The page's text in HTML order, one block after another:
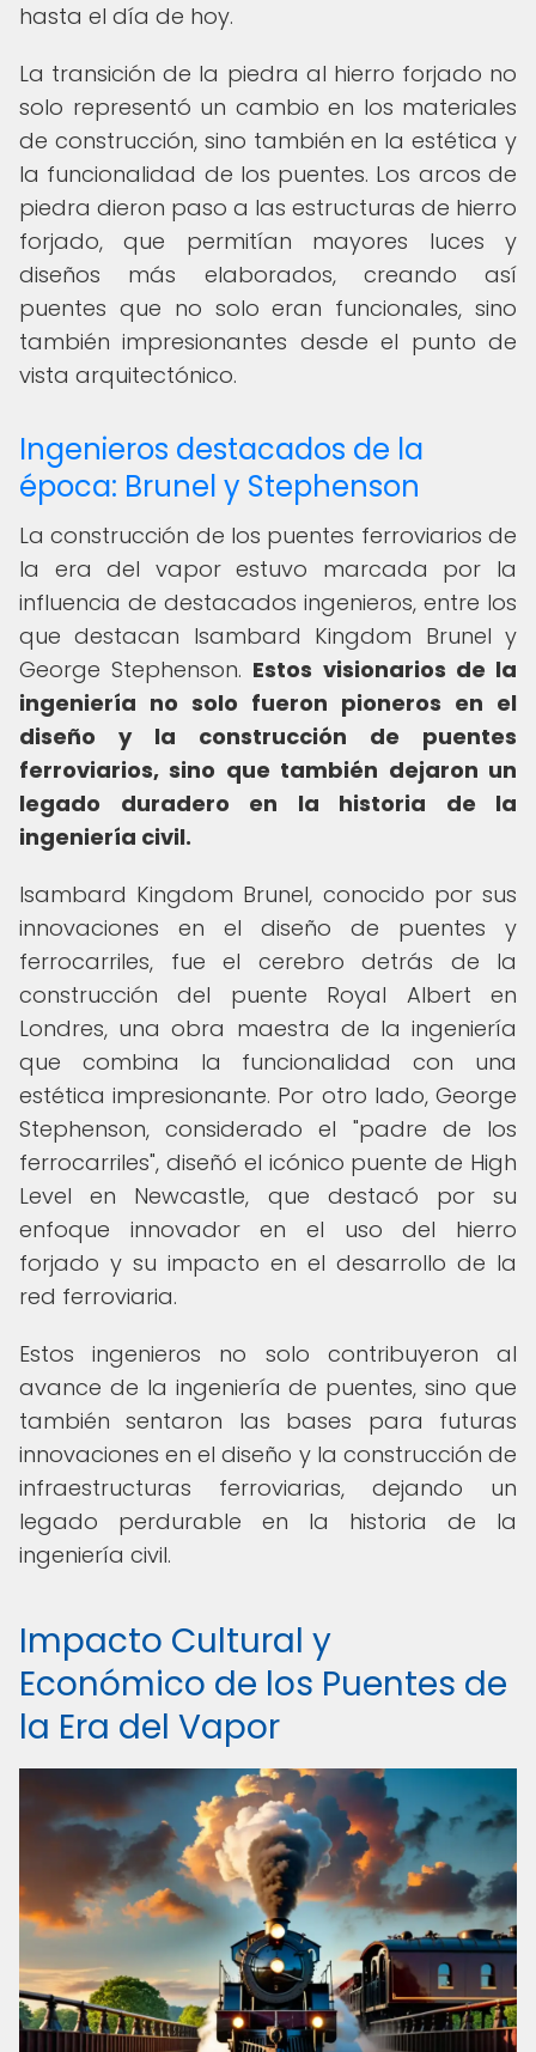
hasta el día de hoy.
La transición de la piedra al hierro forjado no
solo representó un cambio en los materiales
de construcción, sino también en la estética y
la funcionalidad de los puentes. Los arcos de
piedra dieron paso a las estructuras de hierro
forjado, que permitían mayores luces y
diseños más elaborados, creando así
puentes que no solo eran funcionales, sino
también impresionantes desde el punto de
vista arquitectónico.
Ingenieros destacados de la
época: Brunel y Stephenson
La construcción de los puentes ferroviarios de
la era del vapor estuvo marcada por la
influencia de destacados ingenieros, entre los
que destacan Isambard Kingdom Brunel y
George Stephenson. Estos visionarios de la
ingeniería no solo fueron pioneros en el
diseño y la construcción de puentes
ferroviarios, sino que también dejaron un
legado duradero en la historia de la
ingeniería civil.
Isambard Kingdom Brunel, conocido por sus
innovaciones en el diseño de puentes y
ferrocarriles, fue el cerebro detrás de la
construcción del puente Royal Albert en
Londres, una obra maestra de la ingeniería
que combina la funcionalidad con una
estética impresionante. Por otro lado, George
Stephenson, considerado el "padre de los
ferrocarriles", diseñó el icónico puente de High
Level en Newcastle, que destacó por su
enfoque innovador en el uso del hierro
forjado y su impacto en el desarrollo de la
red ferroviaria.
Estos ingenieros no solo contribuyeron al
avance de la ingeniería de puentes, sino que
también sentaron las bases para futuras
innovaciones en el diseño y la construcción de
infraestructuras ferroviarias, dejando un
legado perdurable en la historia de la
ingeniería civil.
Impacto Cultural y
Económico de los Puentes de
la Era del Vapor